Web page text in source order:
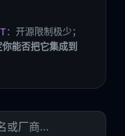
：开源限制极少；
能否把它集成到